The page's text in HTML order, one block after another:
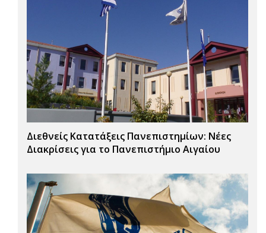
Διεθνείς Κατατάξεις Πανεπιστημίων: Νέες
Διακρίσεις για το Πανεπιστήμιο Αιγαίου